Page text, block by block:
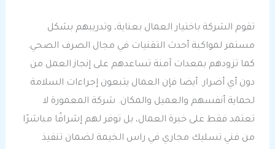
تقوم الشركة باختيار العمال بعناية، وتدريبهم بشكل
مستمر لمواكبة أحدث التقنيات في مجال الصرف الصحي.
كما تزودهم بمعدات آمنة تساعدهم على إنجاز العمل من
دون أي أضرار. أيضا فإن العمال يتبعون إجراءات السلامة
لحماية أنفسهم والعميل والمكان. شركة المعمورة لا
تعتمد فقط على خبرة العمال، بل توفر لهم إشرافًا مباشرًا
من فني تسليك مجاري في راس الخيمة لضمان تنفيذ